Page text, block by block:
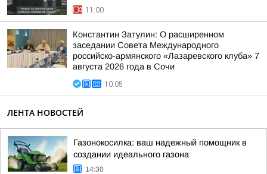
11:00
Константин Затулин: О расширенном
заседании Совета Международного
российско-армянского «Лазаревского клуба» 7
августа 2026 года в Сочи
10:05
ЛЕНТА НОВОСТЕЙ
Газонокосилка: ваш надежный помощник в
создании идеального газона
14:30